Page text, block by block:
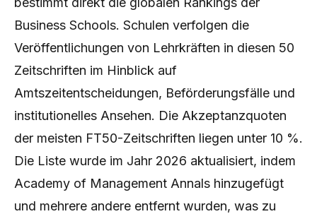
Business Schools. Schulen verfolgen die
Veröffentlichungen von Lehrkräften in diesen 50
Zeitschriften im Hinblick auf
Amtszeitentscheidungen, Beförderungsfälle und
institutionelles Ansehen. Die Akzeptanzquoten
der meisten FT50-Zeitschriften liegen unter 10 %.
Die Liste wurde im Jahr 2026 aktualisiert, indem
Academy of Management Annals hinzugefügt
und mehrere andere entfernt wurden, was zu